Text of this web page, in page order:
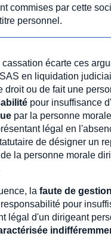
commises par cette
personnel.
cassation écarte ces
en liquidation
droit ou de fait une
pour insuffisance
par la personne
légal en
de désigner un
la personne morale
la faute de gestion
pour
légal d'un dirigeant